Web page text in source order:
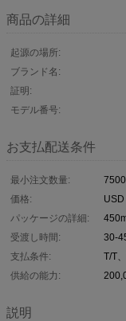
商品の詳細
起源の場所:
ブランド名:
証明:
モデル番号:
お支払配送条件
最小注文数量:
価格:
パッケージの詳細:
受渡し時間:
30-
支払条件:
T/T
供給の能力:
説明